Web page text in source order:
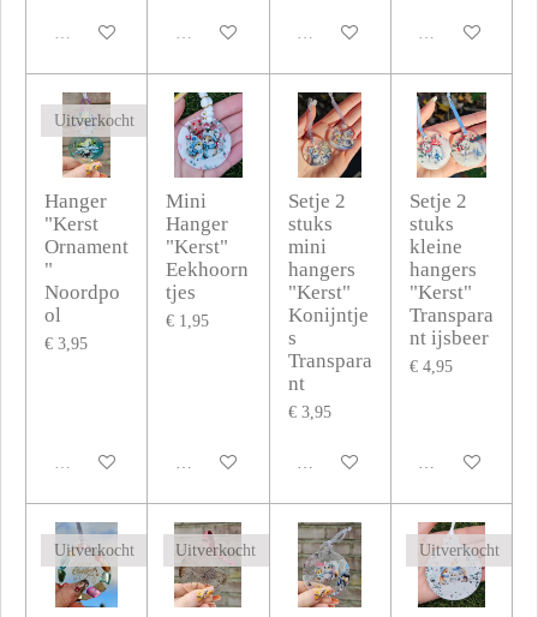
Uitverkocht Uitverkocht Uitverkocht Uitverkocht
Uitverkocht
Hanger
"Kerst
Ornament
"
Noordpo
ol
€ 3,95
Uitverkocht
Mini
Hanger
"Kerst"
Eekhoorn
tjes
€ 1,95
In winkelwagen
Setje 2
stuks
mini
hangers
"Kerst"
Konijntje
s
Transpara
nt
€ 3,95
In winkelwagen
Setje 2
stuks
kleine
hangers
"Kerst"
Transpara
nt ijsbeer
€ 4,95
In winkelwagen
Uitverkocht Uitverkocht Uitverkocht